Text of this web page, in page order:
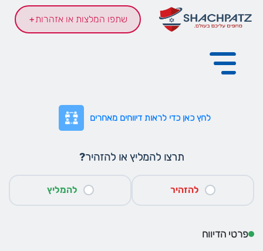
שתפו המלצות או אזהרות+
לחץ כאן כדי לראות דיווחים מאחרים
תרצו להמליץ או להזהיר?
להמליץ להזהיר
פרטי הדיווח